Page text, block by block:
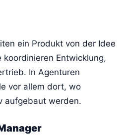
ein Produkt von der Idee
Entwicklung,
In Agenturen
vor allem dort, wo
aufgebaut werden.